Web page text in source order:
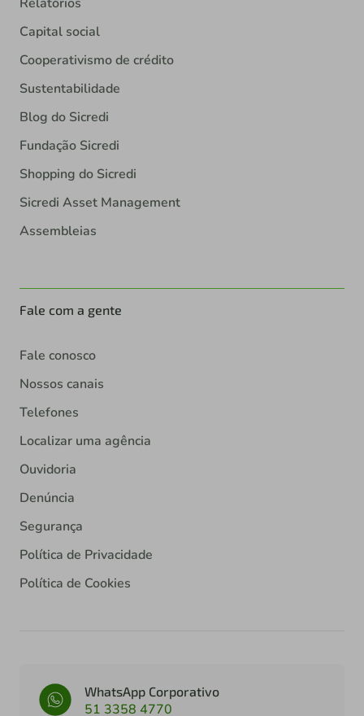
Capital social
Cooperativismo de crédito
Sustentabilidade
Blog do Sicredi
Fundação Sicredi
Shopping do Sicredi
Sicredi Asset Management
Assembleias
Fale com a gente
Fale conosco
Nossos canais
Telefones
Localizar uma agência
Ouvidoria
Denúncia
Segurança
Política de Privacidade
Política de Cookies
WhatsApp Corporativo
51 3358 4770